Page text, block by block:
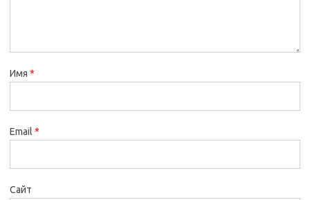
Имя *
Email *
Сайт